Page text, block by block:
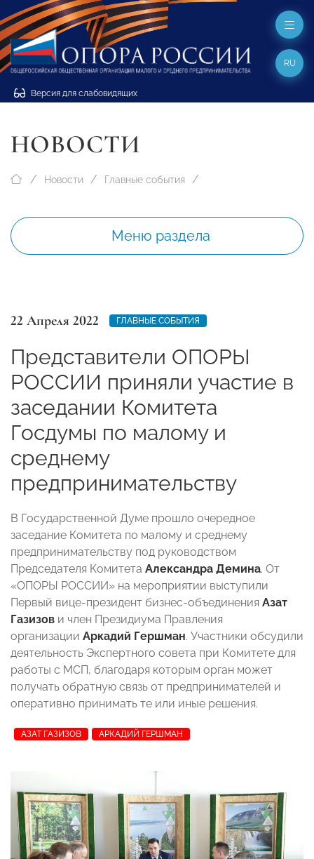
Версия для слабовидящих
RU
НОВОСТИ
Новости Главные события
Меню раздела
22 Апреля 2022 ГЛАВНЫЕ СОБЫТИЯ
Представители ОПОРЫ
РОССИИ приняли участие в
заседании Комитета
Госдумы по малому и
среднему
предпринимательству
В Государственной Думе прошло очередное
заседание Комитета по малому и среднему
предпринимательству под руководством
Председателя Комитета Александра Демина. От
«ОПОРЫ РОССИИ» на мероприятии выступили
Первый вице-президент бизнес-объединения Азат
Газизов и член Президиума Правления
организации Аркадий Гершман. Участники обсудили
деятельность Экспертного совета при Комитете для
работы с МСП, благодаря которым орган может
получать обратную связь от предпринимателей и
оперативно принимать те или иные решения.
АЗАТ ГАЗИЗОВ АРКАДИЙ ГЕРШМАН